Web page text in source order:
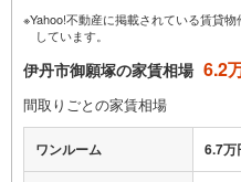
※Yahoo!不動産に掲載されている賃貸
しています。
伊丹市御願塚の家賃相場 6.2
間取りごとの家賃相場
ワンルーム 6.7万